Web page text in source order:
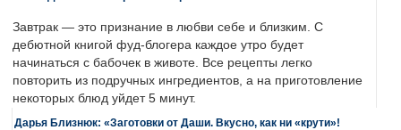
Завтрак — это признание в любви себе и близким. С
дебютной книгой фуд-блогера каждое утро будет
начинаться с бабочек в животе. Все рецепты легко
повторить из подручных ингредиентов, а на приготовление
некоторых блюд уйдет 5 минут.
Дарья Близнюк: «Заготовки от Даши. Вкусно, как ни «крути»!